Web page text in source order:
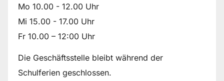
Mo 10.00 - 12.00 Uhr
Mi 15.00 - 17.00 Uhr
Fr 10.00 – 12:00 Uhr
Die Geschäftsstelle bleibt während der
Schulferien geschlossen.